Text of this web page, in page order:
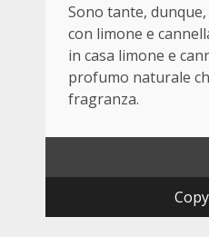
Sono tante,
con limone e
in casa limone e
profumo naturale
fragranza.